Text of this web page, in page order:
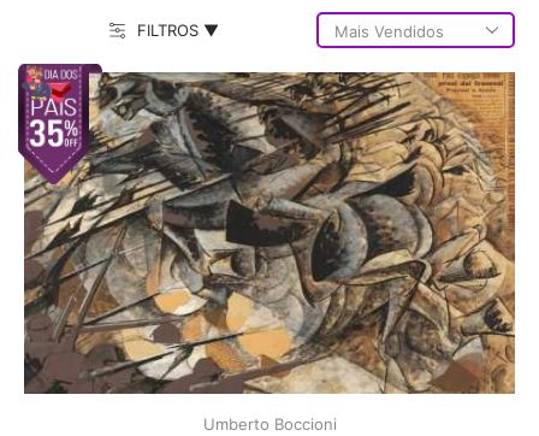
FILTROS ▼
Umberto Boccioni